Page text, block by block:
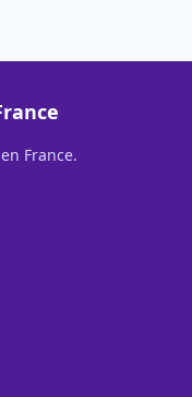
France.